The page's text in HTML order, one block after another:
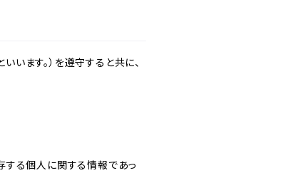
ます。）を遵守すると共に、
する個人に関する情報であっ